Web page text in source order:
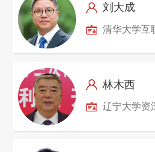
刘大成
清华大学互
林木西
辽宁大学资